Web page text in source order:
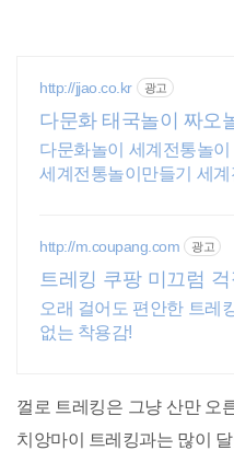
http://jjao.co.kr 광고
다문화 태국놀이 짜오
다문화놀이 세계전통놀
세계전통놀이만들기 세
http://m.coupang.com 광고
트레킹 쿠팡 미끄럼
전함
오래 걸어도 편안한 트레
없는 착용감!
껄로 트레킹은 그냥 산만 오
치앙마이 트레킹과는 많이
동남아
배낭여행